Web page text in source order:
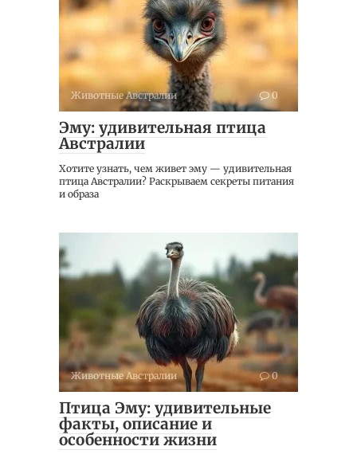
Животные Австралии 0
Эму: удивительная птица
Австралии
Хотите узнать, чем живет эму — удивительная
птица Австралии? Раскрываем секреты питания
и образа
Животные Австралии 0
Птица Эму: удивительные
факты, описание и
особенности жизни